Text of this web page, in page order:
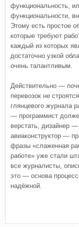
функциональность,
функциональности,
Этому есть простое
которые требуют
каждый из которых
достаточно узкой
очень талантливым.
Действительно —
перевозок не
глянцевого журнала
— программист
верстать, дизайнер
авиаконструктор —
фразы «слаженная
работе» уже стали
все журналисты,
это — основа
надёжной.